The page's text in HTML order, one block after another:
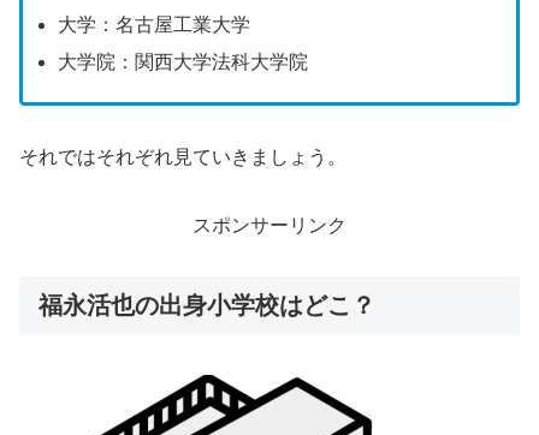
大学：名古屋工業大学
大学院：関西大学法科大学院
それではそれぞれ見ていきましょう。
スポンサーリンク
福永活也の出身小学校はどこ？